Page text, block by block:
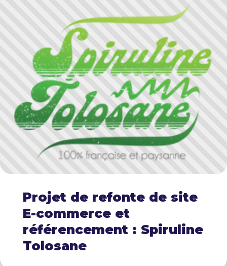
Projet de refonte de site
E-commerce et
référencement : Spiruline
Tolosane